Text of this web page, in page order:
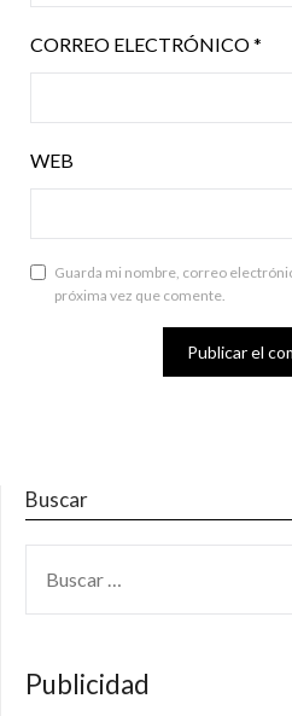
CORREO ELECTRÓNICO*
WEB
Guarda mi nombre, correo
próxima vez que comente.
Buscar
Publicidad